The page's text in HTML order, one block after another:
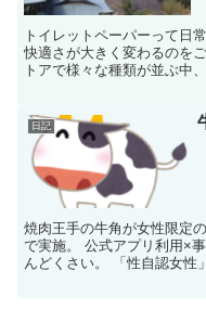
トイレットペーパーって日
快適さが大きく変わるのを
トアで様々な種類が並ぶ中
日記
焼肉王手の牛角が女性限定
で実施。 公式アプリ利用×
んどくさい。 「性自認女性